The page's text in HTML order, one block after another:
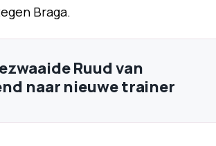
Braga.
Ruud van
naar nieuwe trainer